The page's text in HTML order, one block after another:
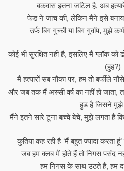
बकवास इतना जटिल है, अब
फेड ने जांच की, लेकिन मैंने इसे
उर्फ बिग गुच्ची या बिग गुवॉप, मुझे
कोई भी सुरक्षित नहीं है, इसलिए मैं ग्लॉक को
(हुह?)
मैं हत्यारों सब नौका पर, हम तो बर्फीले
और जब तक मैं अस्सी वर्ष का नहीं हो जाता,
हुड है जिसने मुझे
मैंने इतने सारे टूना बच्चे बेचे, मुझे लगता है
कुतिया कह रही है ‘मैं बहुत ज्यादा करता
जब हम क्लब में होते हैं तो निगस पसंद
हम निगस के साथ उठते हैं, हम